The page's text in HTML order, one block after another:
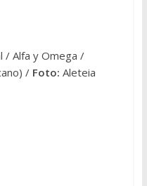
/ Alfa y Omega /
/ Foto: Aleteia